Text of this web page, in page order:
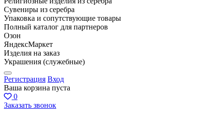
Сувениры из серебра
Упаковка и сопутствующие товары
Полный каталог для партнеров
Озон
ЯндексМаркет
Изделия на заказ
Украшения (служебные)
Регистрация Вход
Ваша корзина пуста
0
Заказать звонок